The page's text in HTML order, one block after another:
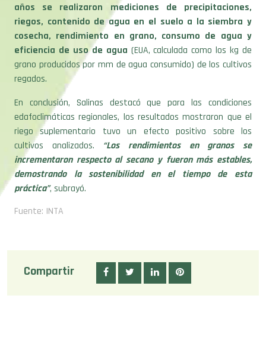
años se realizaron mediciones de precipitaciones,
riegos, contenido de agua en el suelo a la siembra y
cosecha, rendimiento en grano, consumo de agua y
eficiencia de uso de agua (EUA, calculada como los kg de
grano producidos por mm de agua consumido) de los cultivos
regados.
En conclusión, Salinas destacó que para las condiciones
edafoclimáticas regionales, los resultados mostraron que el
riego suplementario tuvo un efecto positivo sobre los
cultivos analizados. “Los rendimientos en granos se
incrementaron respecto al secano y fueron más estables,
demostrando la sostenibilidad en el tiempo de esta
práctica”, subrayó.
Fuente: INTA
Compartir